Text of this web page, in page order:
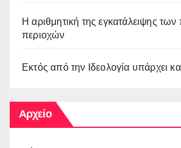
Η αριθμητική της εγκατάλειψης
περιοχών
Εκτός από την Ιδεολογία υπάρχει
Αρχείο